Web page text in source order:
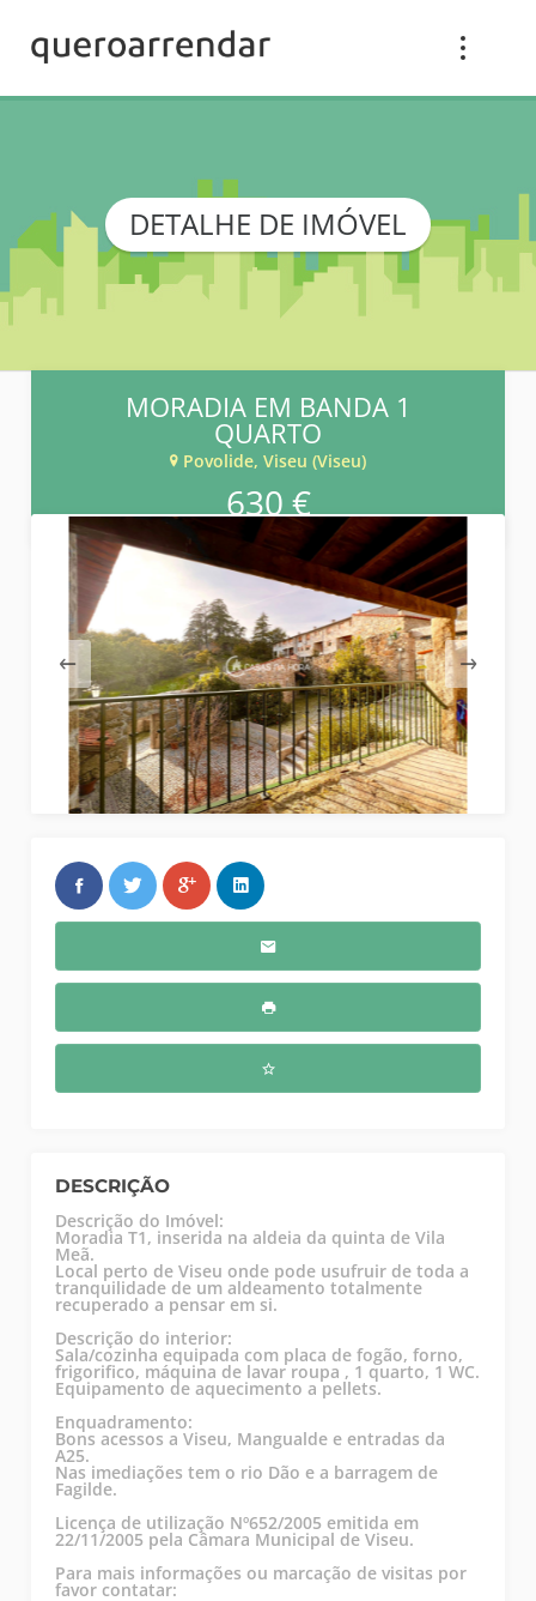
DETALHE DE IMÓVEL
MORADIA EM BANDA 1
QUARTO
Povolide, Viseu (Viseu)
630 €
DESCRIÇÃO
Descrição do Imóvel:
Moradia T1, inserida na aldeia da quinta de Vila
Meã.
Local perto de Viseu onde pode usufruir de toda a
tranquilidade de um aldeamento totalmente
recuperado a pensar em si.
Descrição do interior:
Sala/cozinha equipada com placa de fogão, forno,
frigorifico, máquina de lavar roupa , 1 quarto, 1 WC.
Equipamento de aquecimento a pellets.
Enquadramento:
Bons acessos a Viseu, Mangualde e entradas da
A25.
Nas imediações tem o rio Dão e a barragem de
Fagilde.
Licença de utilização Nº652/2005 emitida em
22/11/2005 pela Câmara Municipal de Viseu.
Para mais informações ou marcação de visitas por
favor contatar: